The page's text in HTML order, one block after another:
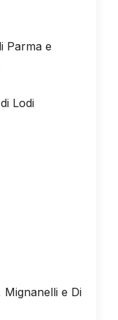
Parma e
Lodi
Mignanelli e Di